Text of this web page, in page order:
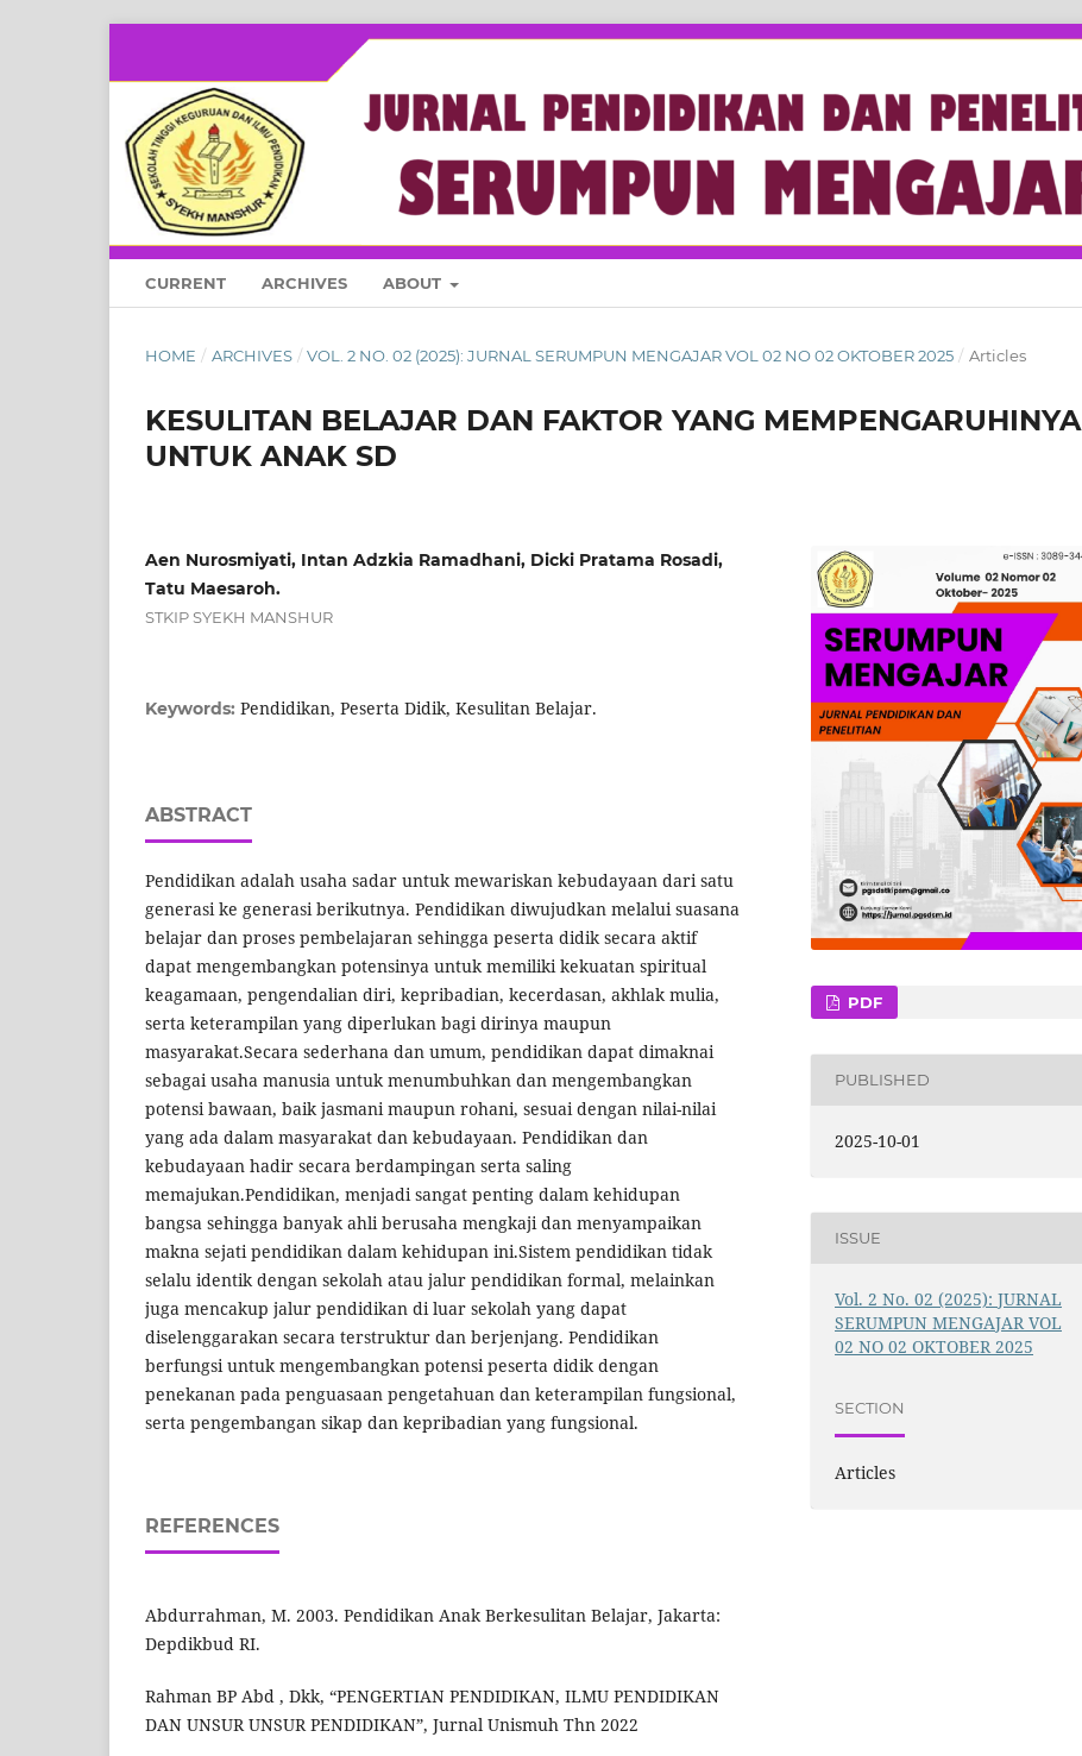
CURRENT ARCHIVES ABOUT
HOME / ARCHIVES / VOL. 2 NO. 02 (2025): JURNAL SERUMPUN MENGAJAR VOL 02 NO 02 OKTOBER 2025 / Articles
KESULITAN BELAJAR DAN FAKTOR YANG MEMPENGARUHINYA
UNTUK ANAK SD
Aen Nurosmiyati, Intan Adzkia Ramadhani, Dicki Pratama Rosadi,
Tatu Maesaroh.
STKIP SYEKH MANSHUR
Keywords: Pendidikan, Peserta Didik, Kesulitan Belajar.
ABSTRACT
Pendidikan adalah usaha sadar untuk mewariskan kebudayaan dari satu
generasi ke generasi berikutnya. Pendidikan diwujudkan melalui suasana
belajar dan proses pembelajaran sehingga peserta didik secara aktif
dapat mengembangkan potensinya untuk memiliki kekuatan spiritual
keagamaan, pengendalian diri, kepribadian, kecerdasan, akhlak mulia,
serta keterampilan yang diperlukan bagi dirinya maupun
masyarakat.Secara sederhana dan umum, pendidikan dapat dimaknai
sebagai usaha manusia untuk menumbuhkan dan mengembangkan
potensi bawaan, baik jasmani maupun rohani, sesuai dengan nilai-nilai
yang ada dalam masyarakat dan kebudayaan. Pendidikan dan
kebudayaan hadir secara berdampingan serta saling
memajukan.Pendidikan, menjadi sangat penting dalam kehidupan
bangsa sehingga banyak ahli berusaha mengkaji dan menyampaikan
makna sejati pendidikan dalam kehidupan ini.Sistem pendidikan tidak
selalu identik dengan sekolah atau jalur pendidikan formal, melainkan
juga mencakup jalur pendidikan di luar sekolah yang dapat
diselenggarakan secara terstruktur dan berjenjang. Pendidikan
berfungsi untuk mengembangkan potensi peserta didik dengan
penekanan pada penguasaan pengetahuan dan keterampilan fungsional,
serta pengembangan sikap dan kepribadian yang fungsional.
REFERENCES
Abdurrahman, M. 2003. Pendidikan Anak Berkesulitan Belajar, Jakarta:
Depdikbud RI.
Rahman BP Abd , Dkk, “PENGERTIAN PENDIDIKAN, ILMU PENDIDIKAN
DAN UNSUR UNSUR PENDIDIKAN”, Jurnal Unismuh Thn 2022
PDF
PUBLISHED
2025-10-01
ISSUE
Vol. 2 No. 02 (2025): JURNAL
SERUMPUN MENGAJAR VOL
02 NO 02 OKTOBER 2025
SECTION
Articles